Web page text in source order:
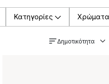
Κατηγορίες Χρώματα
Δημοτικότητα